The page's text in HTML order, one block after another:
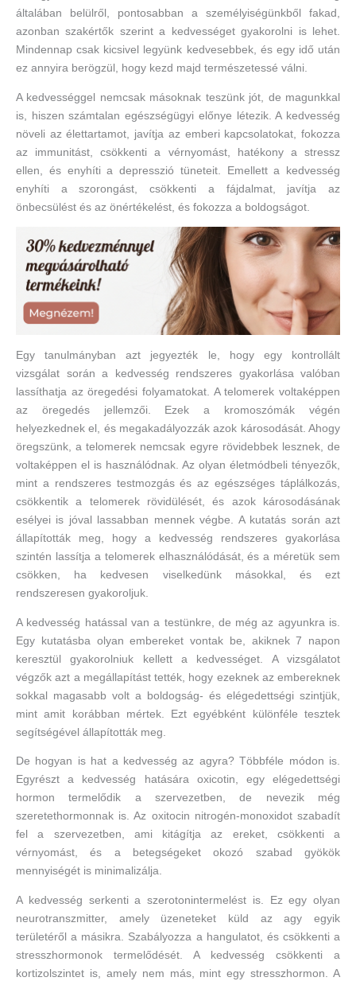
általában belülről, pontosabban a személyiségünkből fakad,
azonban szakértők szerint a kedvességet gyakorolni is lehet.
Mindennap csak kicsivel legyünk kedvesebbek, és egy idő után
ez annyira berögzül, hogy kezd majd természetessé válni.
A kedvességgel nemcsak másoknak teszünk jót, de magunkkal
is, hiszen számtalan egészségügyi előnye létezik. A kedvesség
növeli az élettartamot, javítja az emberi kapcsolatokat, fokozza
az immunitást, csökkenti a vérnyomást, hatékony a stressz
ellen, és enyhíti a depresszió tüneteit. Emellett a kedvesség
enyhíti a szorongást, csökkenti a fájdalmat, javítja az
önbecsülést és az önértékelést, és fokozza a boldogságot.
Egy tanulmányban azt jegyezték le, hogy egy kontrollált
vizsgálat során a kedvesség rendszeres gyakorlása valóban
lassíthatja az öregedési folyamatokat. A telomerek voltaképpen
az öregedés jellemzői. Ezek a kromoszómák végén
helyezkednek el, és megakadályozzák azok károsodását. Ahogy
öregszünk, a telomerek nemcsak egyre rövidebbek lesznek, de
voltaképpen el is használódnak. Az olyan életmódbeli tényezők,
mint a rendszeres testmozgás és az egészséges táplálkozás,
csökkentik a telomerek rövidülését, és azok károsodásának
esélyei is jóval lassabban mennek végbe. A kutatás során azt
állapították meg, hogy a kedvesség rendszeres gyakorlása
szintén lassítja a telomerek elhasználódását, és a méretük sem
csökken, ha kedvesen viselkedünk másokkal, és ezt
rendszeresen gyakoroljuk.
A kedvesség hatással van a testünkre, de még az agyunkra is.
Egy kutatásba olyan embereket vontak be, akiknek 7 napon
keresztül gyakorolniuk kellett a kedvességet. A vizsgálatot
végzők azt a megállapítást tették, hogy ezeknek az embereknek
sokkal magasabb volt a boldogság- és elégedettségi szintjük,
mint amit korábban mértek. Ezt egyébként különféle tesztek
segítségével állapították meg.
De hogyan is hat a kedvesség az agyra? Többféle módon is.
Egyrészt a kedvesség hatására oxicotin, egy elégedettségi
hormon termelődik a szervezetben, de nevezik még
szeretethormonnak is. Az oxitocin nitrogén-monoxidot szabadít
fel a szervezetben, ami kitágítja az ereket, csökkenti a
vérnyomást, és a betegségeket okozó szabad gyökök
mennyiségét is minimalizálja.
A kedvesség serkenti a szerotonintermelést is. Ez egy olyan
neurotranszmitter, amely üzeneteket küld az agy egyik
területéről a másikra. Szabályozza a hangulatot, és csökkenti a
stresszhormonok termelődését. A kedvesség csökkenti a
kortizolszintet is, amely nem más, mint egy stresszhormon. A